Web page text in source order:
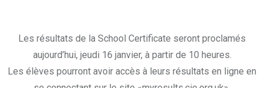
Les résultats de la School Certificate seront proclamés
aujourd’hui, jeudi 16 janvier, à partir de 10 heures.
Les élèves pourront avoir accès à leurs résultats en ligne en